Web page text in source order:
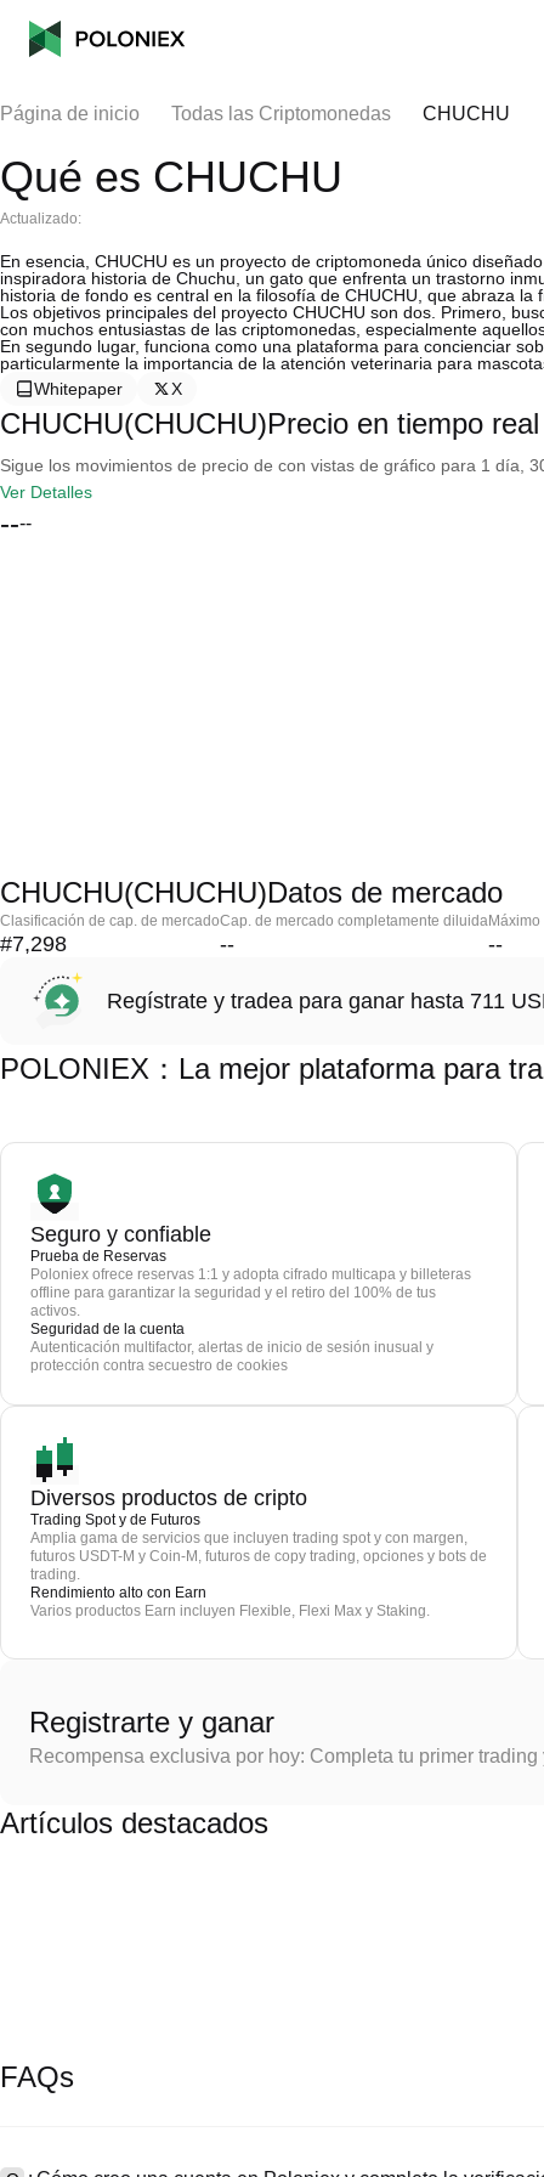
Página de inicio Todas las Criptomonedas CHUCHU
Qué es CHUCHU
Actualizado:
En esencia, CHUCHU es un proyecto de criptomoneda único
inspiradora historia de Chuchu, un gato que enfrenta un trastorno
historia de fondo es central en la filosofía de CHUCHU, que abraza
Los objetivos principales del proyecto CHUCHU son dos. Primero,
con muchos entusiastas de las criptomonedas, especialmente
En segundo lugar, funciona como una plataforma para concienciar
particularmente la importancia de la atención veterinaria para
Whitepaper
X
CHUCHU(CHUCHU)Precio en tiempo real
Sigue los movimientos de precio de con vistas de gráfico para 1 día,
Ver Detalles
----
CHUCHU(CHUCHU)Datos de mercado
Clasificación de cap. de mercado
#7,298
Cap. de mercado completamente diluida
-- --
Regístrate y tradea para ganar hasta 711
POLONIEX：La mejor plataforma para
Seguro y confiable
Prueba de Reservas
Poloniex ofrece reservas 1:1 y adopta cifrado multicapa y billeteras
offline para garantizar la seguridad y el retiro del 100% de tus
activos.
Seguridad de la cuenta
Autenticación multifactor, alertas de inicio de sesión inusual y
protección contra secuestro de cookies
Diversos productos de cripto
Trading Spot y de Futuros
Amplia gama de servicios que incluyen trading spot y con margen,
futuros USDT-M y Coin-M, futuros de copy trading, opciones y bots de
trading.
Rendimiento alto con Earn
Varios productos Earn incluyen Flexible, Flexi Max y Staking.
Registrarte y ganar
Recompensa exclusiva por hoy: Completa tu primer
Artículos destacados
FAQs